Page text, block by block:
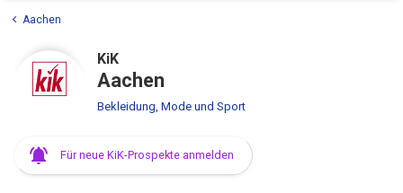
Aachen
KiK
Aachen
Bekleidung, Mode und Sport
Für neue KiK-Prospekte anmelden